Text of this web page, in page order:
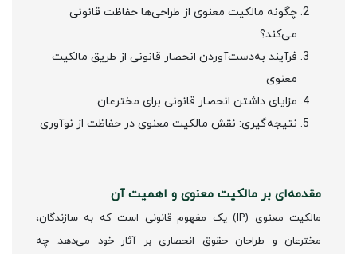
چگونه مالکیت معنوی از طراحی‌ها حفاظت قانونی
می‌کند؟
فرآیند به‌دست‌آوردن انحصار قانونی از طریق مالکیت
معنوی
مزایای داشتن انحصار قانونی برای مخترعان
نتیجه‌گیری: نقش مالکیت معنوی در حفاظت از نوآوری
مقدمه‌ای بر مالکیت معنوی و اهمیت آن
مالکیت معنوی (IP) یک مفهوم قانونی است که به سازندگان،
مخترعان و طراحان حقوق انحصاری بر آثار خود می‌دهد. چه